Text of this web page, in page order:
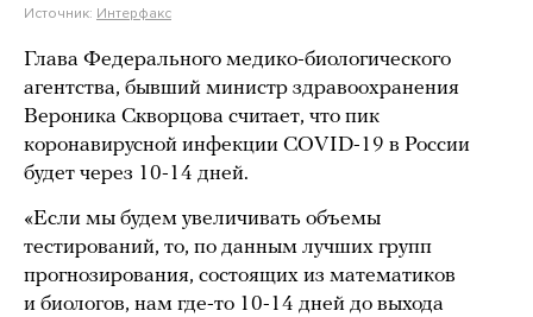
Источник: Интерфакс
Глава Федерального медико-биологического
агентства, бывший министр здравоохранения
Вероника Скворцова считает, что пик
коронавирусной инфекции COVID-19 в России
будет через 10-14 дней.
«Если мы будем увеличивать объемы
тестирований, то, по данным лучших групп
прогнозирования, состоящих из математиков
и биологов, нам где-то 10-14 дней до выхода